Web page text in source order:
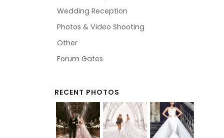
Wedding Reception
Photos & Video Shooting
Other
Forum Gates
RECENT PHOTOS